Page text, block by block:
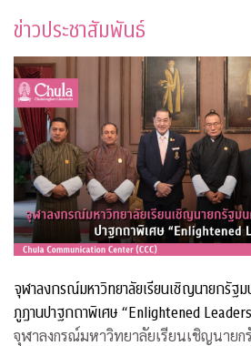
ข่าวประชาสัมพันธ์
จุฬาลงกรณ์มหาวิทยาลัยเรียนเชิญนายกรัฐ
ภูฏานปาฐกถาพิเศษ “Enlightened
จุฬาลงกรณ์มหาวิทยาลัยเรียนเชิญนาย